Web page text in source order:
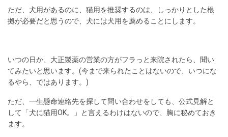
ただ、犬用があるのに、猫用を推奨するのは、しっかりとした根
拠が必要だと思うので、犬には犬用を薦めることにします。
いつの日か、大正製薬の営業の方がフラっと来院されたら、聞い
てみたいと思います。(今まで来られたことはないので、いつにな
るやら、ではあります。)
ただ、一生懸命連絡先を探して問い合わせをしても、公式見解と
して「犬に猫用OK。」と言えるわけはないので、胸に秘めておき
ます。